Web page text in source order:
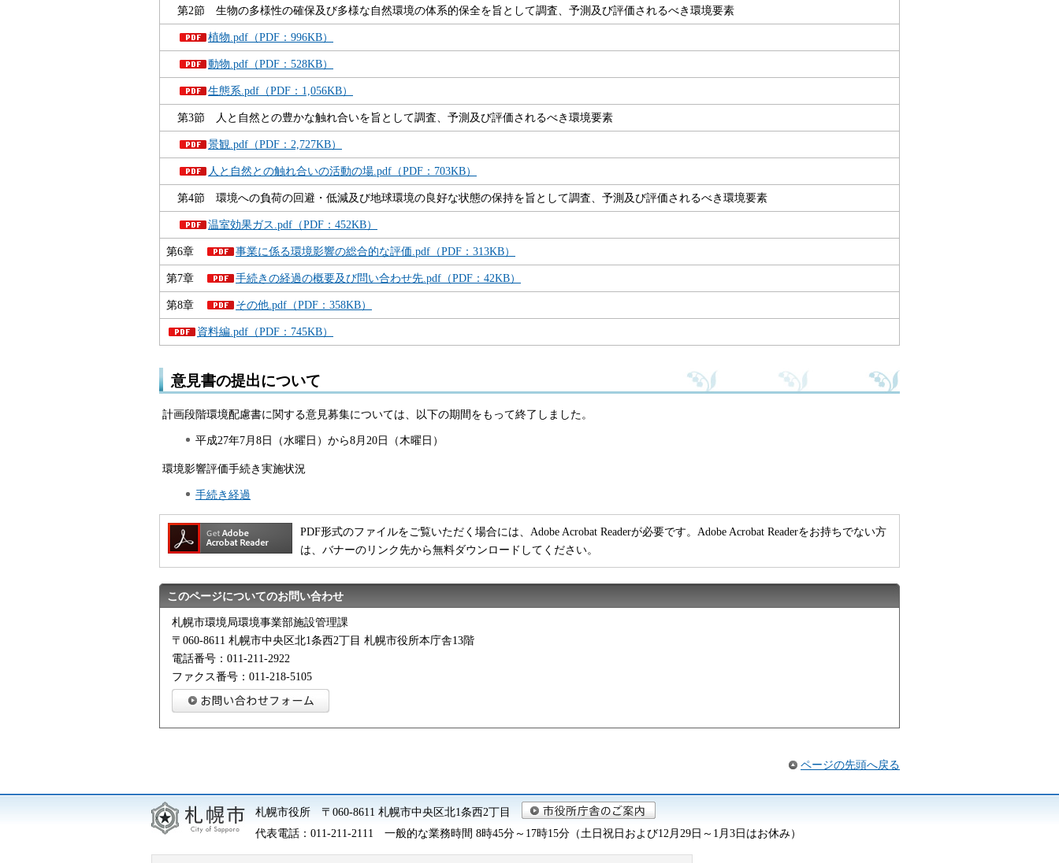
第2節 生物の多様性の確保及び多様な自然環境の体系的保全を旨として調査、予測及び評価されるべき環境要素
植物.pdf（PDF：996KB）
動物.pdf（PDF：528KB）
生態系.pdf（PDF：1,056KB）
第3節 人と自然との豊かな触れ合いを旨として調査、予測及び評価されるべき環境要素
景観.pdf（PDF：2,727KB）
人と自然との触れ合いの活動の場.pdf（PDF：703KB）
第4節 環境への負荷の回避・低減及び地球環境の良好な状態の保持を旨として調査、予測及び評価されるべき環境要素
温室効果ガス.pdf（PDF：452KB）
第6章 事業に係る環境影響の総合的な評価.pdf（PDF：313KB）
第7章 手続きの経過の概要及び問い合わせ先.pdf（PDF：42KB）
第8章 その他.pdf（PDF：358KB）
資料編.pdf（PDF：745KB）
意見書の提出について
計画段階環境配慮書に関する意見募集については、以下の期間をもって終了しました。
平成27年7月8日（水曜日）から8月20日（木曜日）
環境影響評価手続き実施状況
手続き経過
PDF形式のファイルをご覧いただく場合には、Adobe Acrobat Readerが必要です。Adobe Acrobat Readerをお持ちでない方
は、バナーのリンク先から無料ダウンロードしてください。
このページについてのお問い合わせ
札幌市環境局環境事業部施設管理課
〒060-8611 札幌市中央区北1条西2丁目 札幌市役所本庁舎13階
電話番号：011-211-2922
ファクス番号：011-218-5105
ページの先頭へ戻る
札幌市役所 〒060-8611 札幌市中央区北1条西2丁目
代表電話： 011-211-2111 一般的な業務時間 8時45分～17時15分（土日祝日および12月29日～1月3日はお休み）